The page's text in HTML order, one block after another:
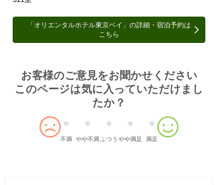
「オリエンタルホテル東京ベイ」の詳細・宿泊予約は
こちら
Article survey
お客様のご意見をお聞かせください
このページは気に入っていただけまし
たか？
不満 やや不満ふつう やや満足 満足